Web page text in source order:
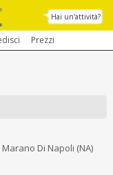
Hai un'attività?
Prezzi
Di Napoli (NA)